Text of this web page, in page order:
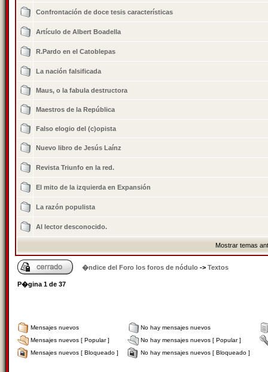
Confrontación de doce tesis características
Artículo de Albert Boadella
R.Pardo en el Catoblepas
La nación falsificada
Maus, o la fabula destructora
Maestros de la República
Falso elogio del (c)opista
Nuevo libro de Jesús Laínz
Revista Triunfo en la red.
El mito de la izquierda en Expansión
La razón populista
Al lector desconocido.
Mostrar temas
�ndice del Foro los foros de nódulo -> Textos
P�gina 1 de 37
Mensajes nuevos
No hay mensajes nuevos
Mensajes nuevos [ Popular ]
No hay mensajes nuevos [ Popular ]
Mensajes nuevos [ Bloqueado ]
No hay mensajes nuevos [ Bloqueado ]